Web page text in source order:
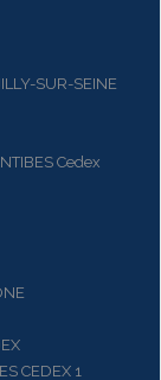
SUR-SEINE
Cedex
CEDEX 1